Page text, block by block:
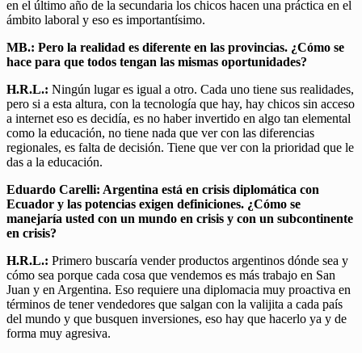
en el último año de la secundaria los chicos hacen una práctica en el
ámbito laboral y eso es importantísimo.
MB.: Pero la realidad es diferente en las provincias. ¿Cómo se
hace para que todos tengan las mismas oportunidades?
H.R.L.: Ningún lugar es igual a otro. Cada uno tiene sus realidades,
pero si a esta altura, con la tecnología que hay, hay chicos sin acceso
a internet eso es decidía, es no haber invertido en algo tan elemental
como la educación, no tiene nada que ver con las diferencias
regionales, es falta de decisión. Tiene que ver con la prioridad que le
das a la educación.
Eduardo Carelli: Argentina está en crisis diplomática con
Ecuador y las potencias exigen definiciones. ¿Cómo se
manejaría usted con un mundo en crisis y con un subcontinente
en crisis?
H.R.L.: Primero buscaría vender productos argentinos dónde sea y
cómo sea porque cada cosa que vendemos es más trabajo en San
Juan y en Argentina. Eso requiere una diplomacia muy proactiva en
términos de tener vendedores que salgan con la valijita a cada país
del mundo y que busquen inversiones, eso hay que hacerlo ya y de
forma muy agresiva.